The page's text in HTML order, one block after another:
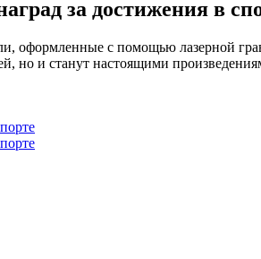
за достижения в
оформленные с помощью лазерной
но и станут настоящими